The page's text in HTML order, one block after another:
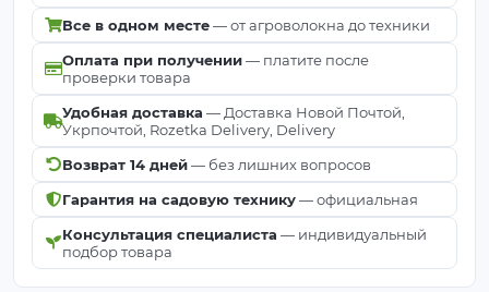
Все в одном месте— от агроволокна до техники
Оплата при получении— платите после
проверки товара
Удобная доставка — Доставка Новой Почтой,
Укрпочтой, Rozetka Delivery, Delivery
Возврат 14 дней— без лишних вопросов
Гарантия на садовую технику— официальная
Консультация специалиста — индивидуальный
подбор товара